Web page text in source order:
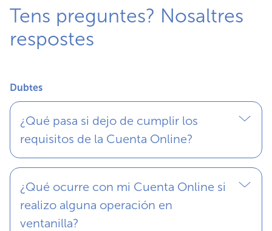
Tens preguntes? Nosaltres
respostes
Dubtes
¿Qué pasa si dejo de cumplir los
requisitos de la Cuenta Online?
¿Qué ocurre con mi Cuenta Online si
realizo alguna operación en
ventanilla?